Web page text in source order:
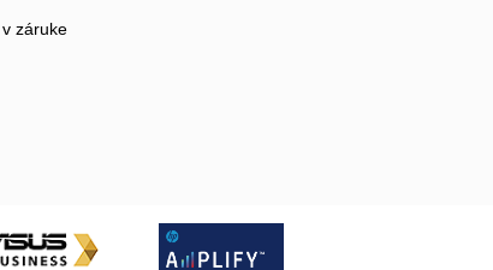
záruke